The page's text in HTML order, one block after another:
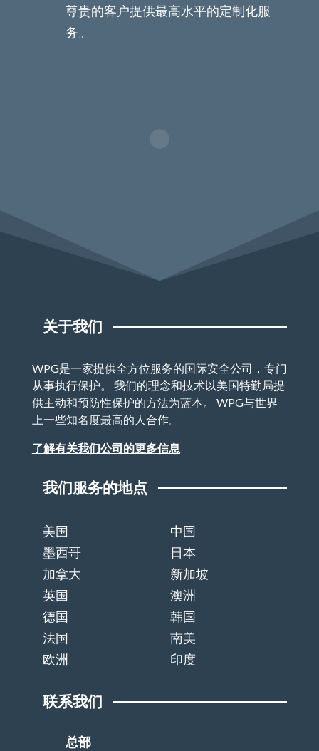
尊贵的客户提供最高水平的定制化服
务。
关于我们
WPG是一家提供全方位服务的国际安全公司，专门
从事执行保护。 我们的理念和技术以美国特勤局提
供主动和预防性保护的方法为蓝本。 WPG与世界
上一些知名度最高的人合作。
了解有关我们公司的更多信息
我们服务的地点
美国
中国
墨西哥
日本
加拿大
新加坡
英国
澳洲
德国
韩国
法国
南美
欧洲
印度
联系我们
总部